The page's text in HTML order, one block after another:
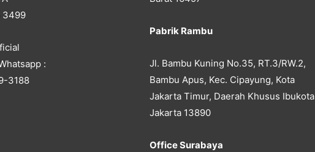
3499
:
3188
Pabrik Rambu
Jl. Bambu Kuning No.35, RT.3/RW.2,
Bambu Apus, Kec. Cipayung, Kota
Jakarta Timur, Daerah Khusus Ibukota
Jakarta 13890
Office Surabaya